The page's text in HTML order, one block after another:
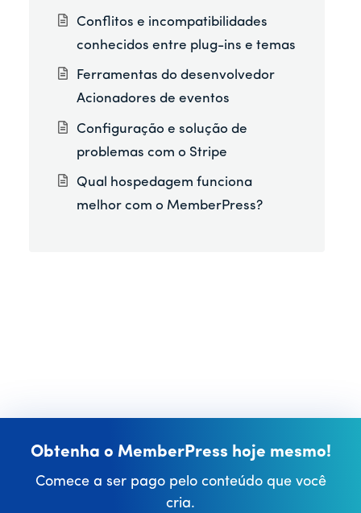
Conflitos e incompatibilidades
conhecidos entre plug-ins e temas
Ferramentas do desenvolvedor
Acionadores de eventos
Configuração e solução de
problemas com o Stripe
Qual hospedagem funciona
melhor com o MemberPress?
Obtenha o MemberPress hoje mesmo!
Comece a ser pago pelo conteúdo que você
cria.